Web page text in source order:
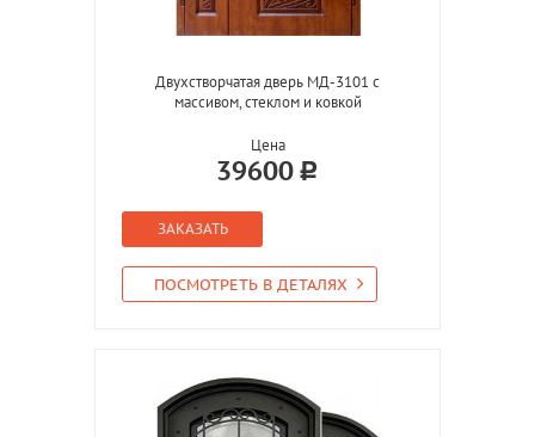
Двухстворчатая дверь МД-3101 с
массивом, стеклом и ковкой
Цена
39600
ЗАКАЗАТЬ
ПОСМОТРЕТЬ В ДЕТАЛЯХ